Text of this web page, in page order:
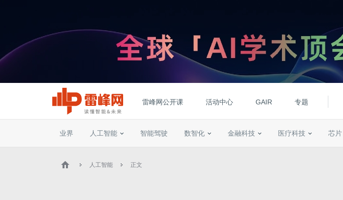
雷峰网公开课 活动中心 GAIR 专题
业界 人工智能 智能驾驶 数智化 金融科技 医疗科技 芯片
人工智能 正文